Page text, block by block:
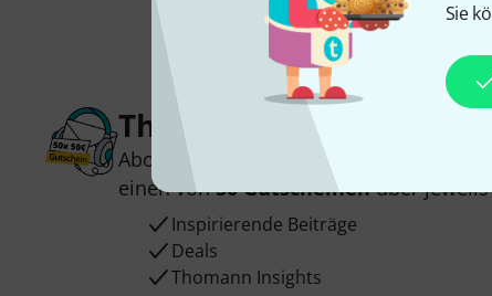
Sie
Thomann Newsletter
Abonniere den Thomann Newsletter
einen von50 Gutscheinenüber
Inspirierende Beiträge
Deals
Thomann Insights